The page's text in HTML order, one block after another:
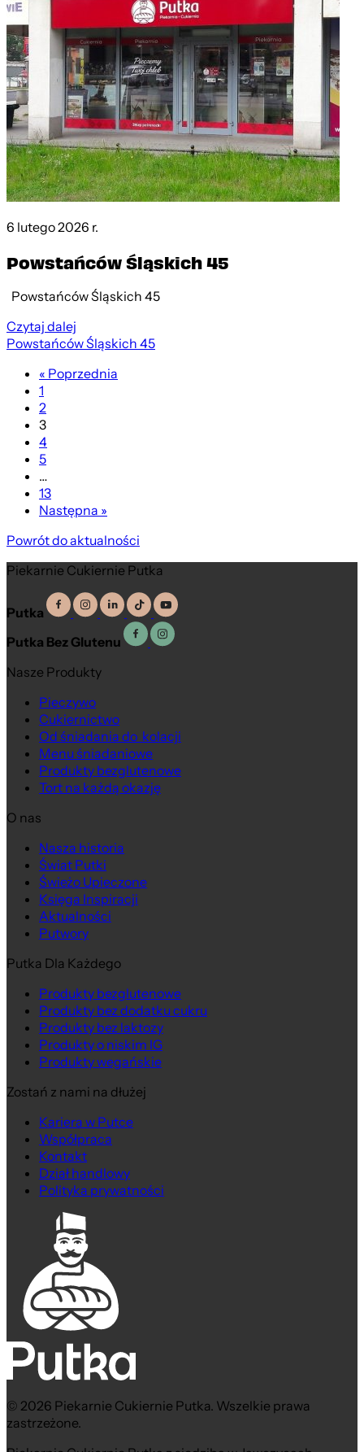
6 lutego 2026 r.
Powstańców Śląskich 45
Powstańców Śląskich 45
Czytaj dalej
Powstańców Śląskich 45
« Poprzednia
1
2
3
4
5
…
13
Następna »
Powrót do aktualności
Piekarnie Cukiernie Putka
Putka
Putka Bez Glutenu
Nasze Produkty
Pieczywo
Cukiernictwo
Od śniadania do kolacji
Menu śniadaniowe
Produkty bezglutenowe
Tort na każdą okazję
O nas
Nasza historia
Świat Putki
Świeżo Upieczone
Księga Inspiracji
Aktualności
Putwory
Putka Dla Każdego
Produkty bezglutenowe
Produkty bez dodatku cukru
Produkty bez laktozy
Produkty o niskim IG
Produkty wegańskie
Zostań z nami na dłużej
Kariera w Putce
Współpraca
Kontakt
Dział handlowy
Polityka prywatności
© 2026 Piekarnie Cukiernie Putka. Wszelkie prawa
zastrzeżone.